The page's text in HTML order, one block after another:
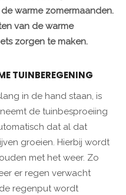
warme zomermaanden.
van de warme
zorgen te maken.
TUINBEREGENING
in de hand staan, is
de tuinbesproeiing
dat al dat
groeien. Hierbij wordt
met het weer. Zo
er regen verwacht
regenput wordt